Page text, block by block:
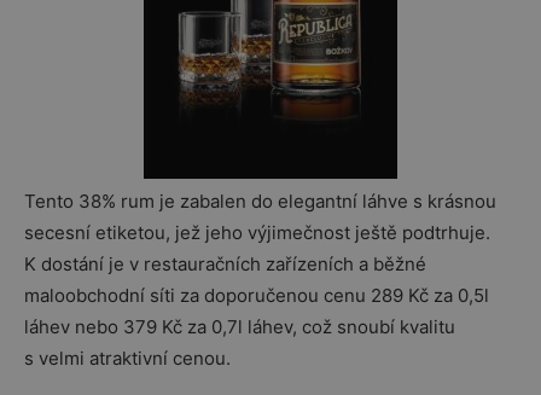
Tento 38% rum je zabalen do elegantní láhve s krásnou
secesní etiketou, jež jeho výjimečnost ještě podtrhuje.
K dostání je v restauračních zařízeních a běžné
maloobchodní síti za doporučenou cenu 289 Kč za 0,5l
láhev nebo 379 Kč za 0,7l láhev, což snoubí kvalitu
s velmi atraktivní cenou.